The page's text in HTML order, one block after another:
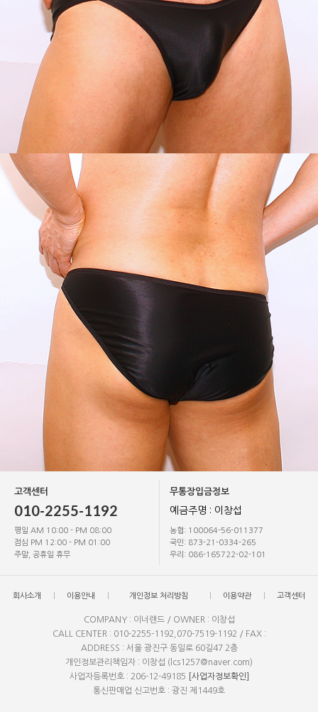
고객센터
010-2255-1192
평일 AM 10:00 - PM 08:00
점심 PM 12:00 - PM 01:00
주말, 공휴일 휴무
무통장입금정보
예금주명 : 이창섭
농협: 100064-56-011377
국민: 873-21-0334-265
우리: 086-165722-02-101
회사소개 이용안내 개인정보 처리방침 이용약관 고객센터
COMPANY : 이너랜드 / OWNER : 이창섭
CALL CENTER : 010-2255-1192,070-7519-1192 / FAX :
ADDRESS : 서울 광진구 동일로 60길47 2층
개인정보관리책임자 : 이창섭 (lcs1257@naver.com)
사업자등록번호 : 206-12-49185
[사업자정보확인]
통신판매업 신고번호 : 광진 제1449호